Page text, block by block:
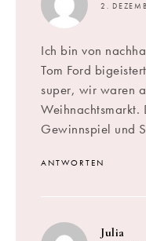
2.
Ich bin von
Tom Ford
super, wir waren
Weihnachtsmarkt.
Gewinnspiel und
ANTWORTEN
Julia